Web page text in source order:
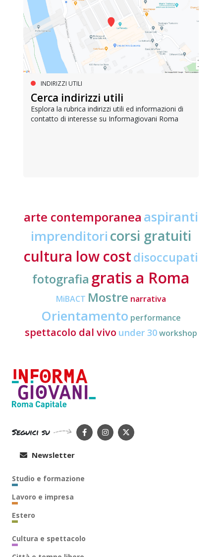
INDIRIZZI UTILI
Cerca indirizzi utili
Esplora la rubrica indirizzi utili ed informazioni di
contatto di interesse su Informagiovani Roma
arte contemporanea aspiranti
imprenditori corsi gratuiti
cultura low costdisoccupati
fotografia gratis a Roma
MiBACT Mostre narrativa
Orientamento performance
spettacolo dal vivo under 30workshop
Seguici su
Newsletter
Studio e formazione
Lavoro e impresa
Estero
Cultura e spettacolo